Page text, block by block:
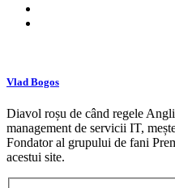
Vlad Bogos
Diavol roșu de când regele
management de servicii IT,
Fondator al grupului de fani
acestui site.